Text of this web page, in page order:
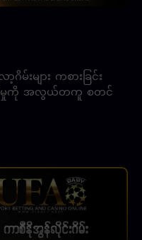
မ်းများ ကစားခြင်း
ာင်မှုကို အလွယ်တကူ စတင်